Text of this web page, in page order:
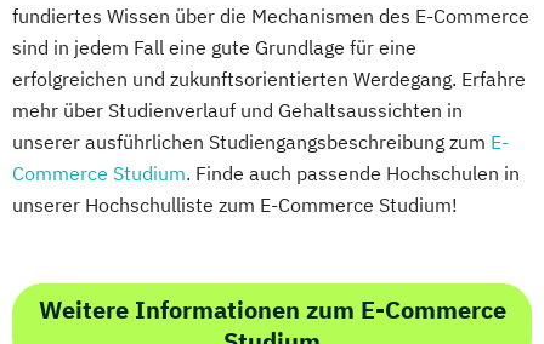
fundiertes Wissen über die Mechanismen des E-Commerce
sind in jedem Fall eine gute Grundlage für eine
erfolgreichen und zukunftsorientierten Werdegang. Erfahre
mehr über Studienverlauf und Gehaltsaussichten in
unserer ausführlichen Studiengangsbeschreibung zum E-
Commerce Studium. Finde auch passende Hochschulen in
unserer Hochschulliste zum E-Commerce Studium!
Weitere Informationen zum E-Commerce